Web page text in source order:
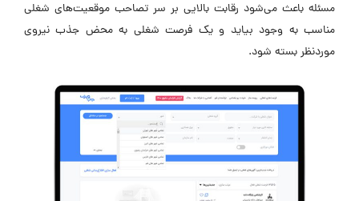
مسئله باعث می‌شود رقابت بالایی بر سر تصاحب موقعیت‌های شغلی
مناسب به وجود بیاید و یک فرصت شغلی به محض جذب نیروی
موردنظر بسته شود.